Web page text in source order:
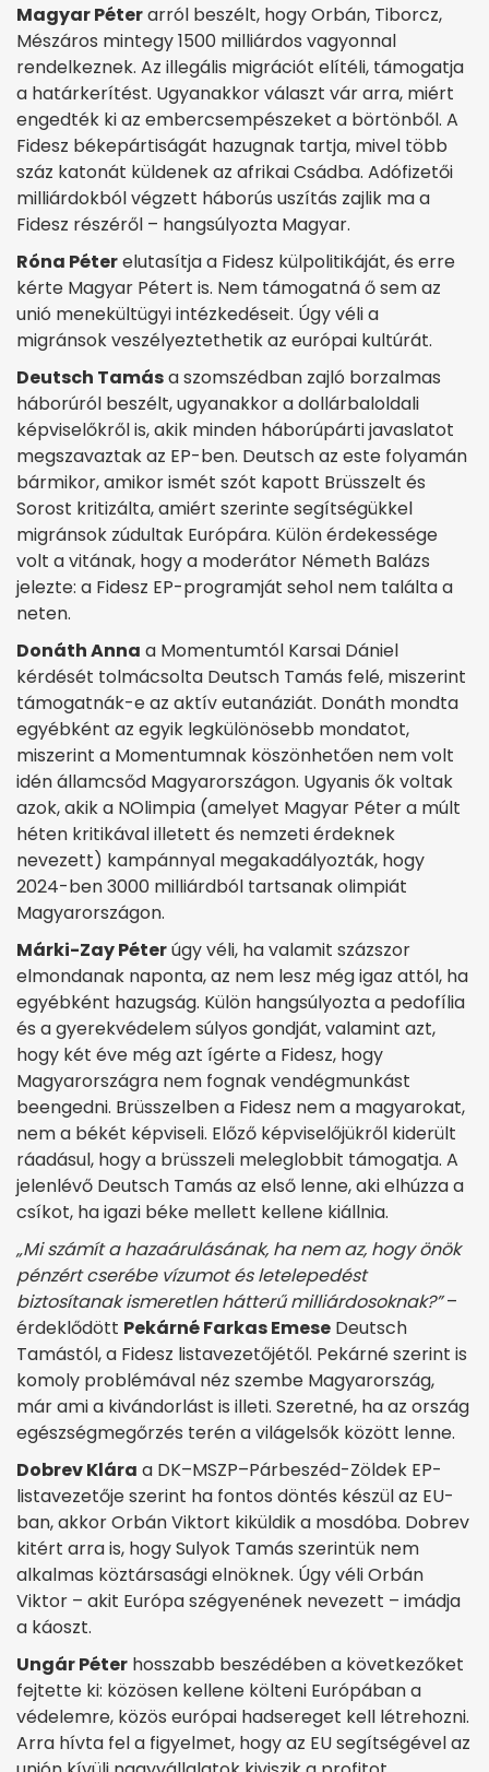
Magyar Péterarról beszélt, hogy Orbán, Tiborcz,
Mészáros mintegy 1500 milliárdos vagyonnal
rendelkeznek. Az illegális migrációt elítéli, támogatja
a határkerítést. Ugyanakkor választ vár arra, miért
engedték ki az embercsempészeket a börtönből. A
Fidesz békepártiságát hazugnak tartja, mivel több
száz katonát küldenek az afrikai Csádba. Adófizetői
milliárdokból végzett háborús uszítás zajlik ma a
Fidesz részéről – hangsúlyozta Magyar.
Róna Péterelutasítja a Fidesz külpolitikáját, és erre
kérte Magyar Pétert is. Nem támogatná ő sem az
unió menekültügyi intézkedéseit. Úgy véli a
migránsok veszélyeztethetik az európai kultúrát.
Deutsch Tamása szomszédban zajló borzalmas
háborúról beszélt, ugyanakkor a dollárbaloldali
képviselőkről is, akik minden háborúpárti javaslatot
megszavaztak az EP-ben. Deutsch az este folyamán
bármikor, amikor ismét szót kapott Brüsszelt és
Sorost kritizálta, amiért szerinte segítségükkel
migránsok zúdultak Európára. Külön érdekessége
volt a vitának, hogy a moderátor Németh Balázs
jelezte: a Fidesz EP-programját sehol nem találta a
neten.
Donáth Anna a Momentumtól Karsai Dániel
kérdését tolmácsolta Deutsch Tamás felé, miszerint
támogatnák-e az aktív eutanáziát. Donáth mondta
egyébként az egyik legkülönösebb mondatot,
miszerint a Momentumnak köszönhetően nem volt
idén államcsőd Magyarországon. Ugyanis ők voltak
azok, akik a NOlimpia (amelyet Magyar Péter a múlt
héten kritikával illetett és nemzeti érdeknek
nevezett) kampánnyal megakadályozták, hogy
2024-ben 3000 milliárdból tartsanak olimpiát
Magyarországon.
Márki-Zay Péterúgy véli, ha valamit százszor
elmondanak naponta, az nem lesz még igaz attól, ha
egyébként hazugság. Külön hangsúlyozta a pedofília
és a gyerekvédelem súlyos gondját, valamint azt,
hogy két éve még azt ígérte a Fidesz, hogy
Magyarországra nem fognak vendégmunkást
beengedni. Brüsszelben a Fidesz nem a magyarokat,
nem a békét képviseli. Előző képviselőjükről kiderült
ráadásul, hogy a brüsszeli meleglobbit támogatja. A
jelenlévő Deutsch Tamás az első lenne, aki elhúzza a
csíkot, ha igazi béke mellett kellene kiállnia.
„Mi számít a hazaárulásának, ha nem az, hogy önök
pénzért cserébe vízumot és letelepedést
biztosítanak ismeretlen hátterű milliárdosoknak?”–
érdeklődött Pekárné Farkas Emese Deutsch
Tamástól, a Fidesz listavezetőjétől. Pekárné szerint is
komoly problémával néz szembe Magyarország,
már ami a kivándorlást is illeti. Szeretné, ha az ország
egészségmegőrzés terén a világelsők között lenne.
Dobrev Klára a DK–MSZP–Párbeszéd-Zöldek EP-
listavezetője szerint ha fontos döntés készül az EU-
ban, akkor Orbán Viktort kiküldik a mosdóba. Dobrev
kitért arra is, hogy Sulyok Tamás szerintük nem
alkalmas köztársasági elnöknek. Úgy véli Orbán
Viktor – akit Európa szégyenének nevezett – imádja
a káoszt.
Ungár Péter hosszabb beszédében a következőket
fejtette ki: közösen kellene költeni Európában a
védelemre, közös európai hadsereget kell létrehozni.
Arra hívta fel a figyelmet, hogy az EU segítségével az